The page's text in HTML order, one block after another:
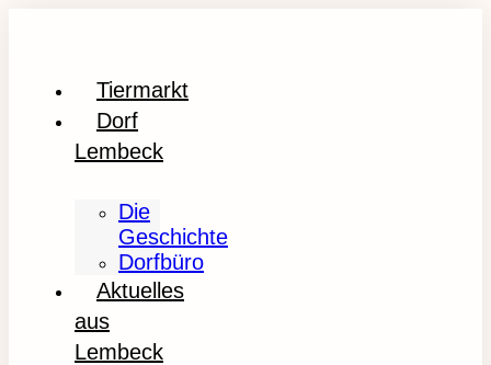
Tiermarkt
Dorf
Lembeck
Die
Geschichte
Dorfbüro
Aktuelles
aus
Lembeck